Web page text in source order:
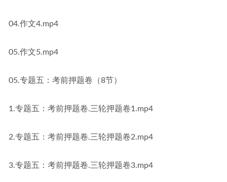
04.作文4.mp4
05.作文5.mp4
05.专题五：考前押题卷（8节）
1.专题五：考前押题卷.三轮押题卷1.mp4
2.专题五：考前押题卷.三轮押题卷2.mp4
3.专题五：考前押题卷.三轮押题卷3.mp4